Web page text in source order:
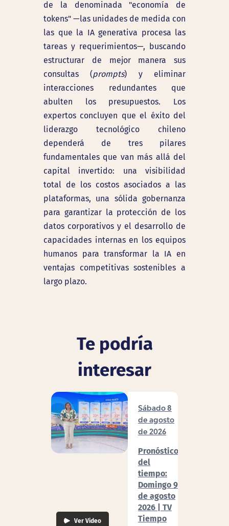
de la denominada "economía de
tokens" —las unidades de medida con
las que la IA generativa procesa las
tareas y requerimientos—, buscando
estructurar de mejor manera sus
consultas (prompts) y eliminar
interacciones redundantes que
abulten los presupuestos. Los
expertos concluyen que el éxito del
liderazgo tecnológico chileno
dependerá de tres pilares
fundamentales que van más allá del
capital invertido: una visibilidad
total de los costos asociados a las
plataformas, una sólida gobernanza
para garantizar la protección de los
datos corporativos y el desarrollo de
capacidades internas en los equipos
humanos para transformar la IA en
ventajas competitivas sostenibles a
largo plazo.
Te podría
interesar
Ver Video
Sábado 8
de agosto
de 2026
Pronóstico
del
tiempo:
Domingo 9
de agosto
2026 | TV
Tiempo